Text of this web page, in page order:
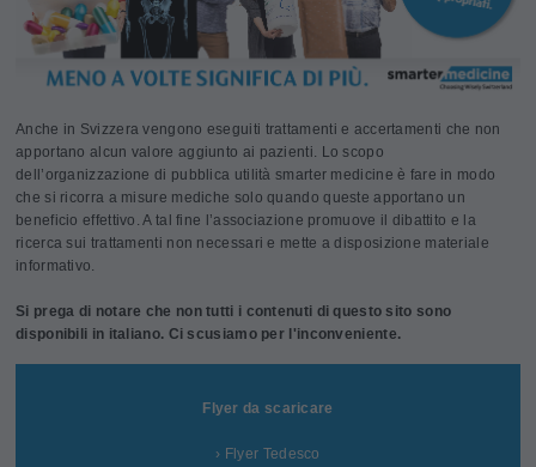
Anche in Svizzera vengono eseguiti trattamenti e accertamenti che non
apportano alcun valore aggiunto ai pazienti. Lo scopo
dell’organizzazione di pubblica utilità smarter medicine è fare in modo
che si ricorra a misure mediche solo quando queste apportano un
beneficio effettivo. A tal fine l’associazione promuove il dibattito e la
ricerca sui trattamenti non necessari e mette a disposizione materiale
informativo.
Si prega di notare che non tutti i contenuti di questo sito sono
disponibili in italiano. Ci scusiamo per l'inconveniente.
Flyer da scaricare
› Flyer Tedesco